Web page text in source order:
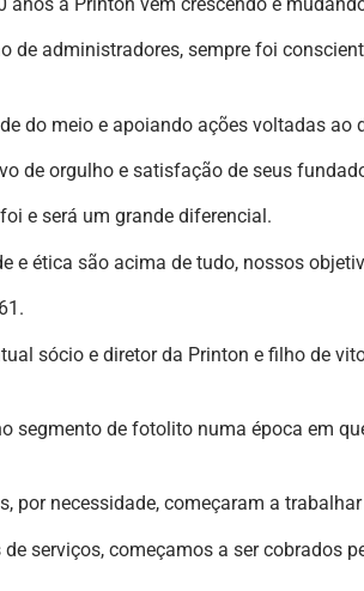
de administradores, sempre foi
do meio e apoiando ações voltadas ao
de orgulho e satisfação de seus
e será um grande diferencial.
e ética são acima de tudo, nossos
sócio e diretor da Printon e filho de
segmento de fotolito numa época em
por necessidade, começaram a
serviços, começamos a ser cobrados